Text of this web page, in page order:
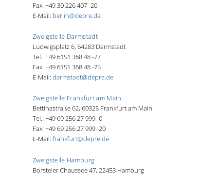
Fax: +49 30 226 407 -20
E-Mail: berlin@depre.de
Zweigstelle Darmstadt
Ludwigsplatz 6, 64283 Darmstadt
Tel.: +49 6151 368 48 -77
Fax: +49 6151 368 48 -75
E-Mail: darmstadt@depre.de
Zweigstelle Frankfurt am Main
Bettinastraße 62, 60325 Frankfurt am Main
Tel.: +49 69 256 27 999 -0
Fax: +49 69 256 27 999 -20
E-Mail: frankfurt@depre.de
Zweigstelle Hamburg
Borsteler Chaussee 47, 22453 Hamburg